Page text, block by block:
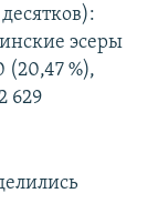
эсеры
(20,47 %),
629